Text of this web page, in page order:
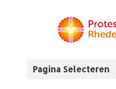
Pagina Selecteren